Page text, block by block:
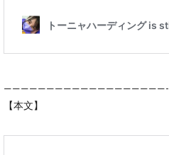
———————————————————-
【本文】